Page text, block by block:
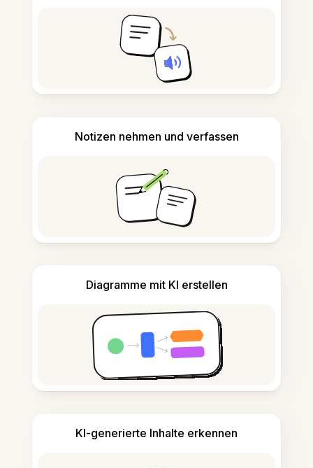
Notizen nehmen und verfassen
Diagramme mit KI erstellen
KI-generierte Inhalte erkennen